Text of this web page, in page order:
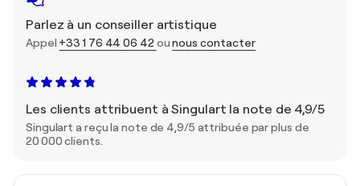
Parlez à un conseiller artistique
Appel +33 1 76 44 06 42 ounous contacter
Les clients attribuent à Singulart la note de 4,9/5
Singulart a reçu la note de 4,9/5 attribuée par plus de
20 000 clients.